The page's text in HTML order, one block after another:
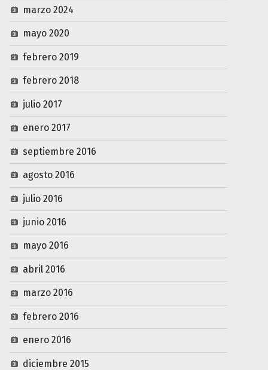
marzo 2024
mayo 2020
febrero 2019
febrero 2018
julio 2017
enero 2017
septiembre 2016
agosto 2016
julio 2016
junio 2016
mayo 2016
abril 2016
marzo 2016
febrero 2016
enero 2016
diciembre 2015